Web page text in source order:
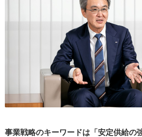
事業戦略のキーワードは「安定供給の